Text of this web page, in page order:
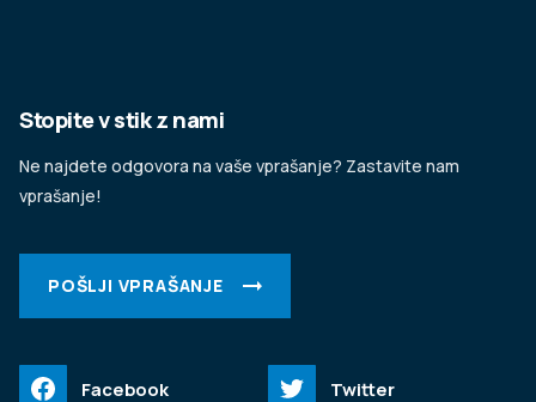
Stopite v stik z nami
Ne najdete odgovora na vaše vprašanje? Zastavite nam
vprašanje!
POŠLJI VPRAŠANJE
Facebook Twitter